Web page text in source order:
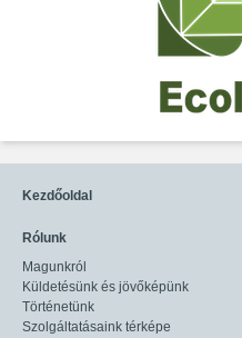
Kezdőoldal
Rólunk
Magunkról
Küldetésünk és jövőképünk
Történetünk
Szolgáltatásaink térképe